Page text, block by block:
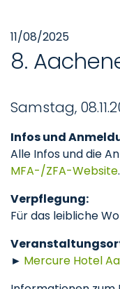
11/08/2025
8.
Samstag,
Infos und
Alle Infos und die
MFA-/ZFA-Website.
Verpflegung:
Für das leibliche
► Mercure Hotel